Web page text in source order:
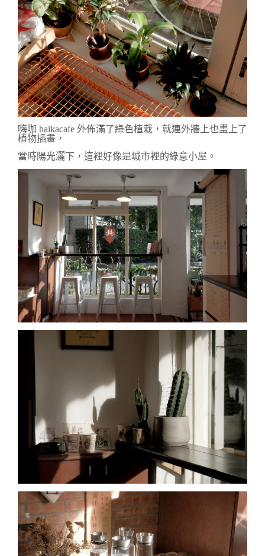
嗨咖 haikacafe 外佈滿了綠色植栽，就連外牆上也畫上了
植物插畫，
當時陽光灑下，這裡好像是城市裡的綠意小屋。